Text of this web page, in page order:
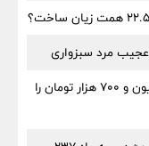
مرد سبزواری
قیمت طلا امروز ۱۵ مرداد ۱۴۰۵؛ طلا ۱۸ میلیون و ۷۰۰ هزار تومان را